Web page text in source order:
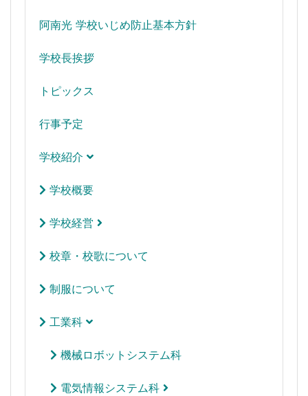
阿南光 学校いじめ防止基本方針
学校長挨拶
トピックス
行事予定
学校紹介
学校概要
学校経営
校章・校歌について
制服について
工業科
機械ロボットシステム科
電気情報システム科